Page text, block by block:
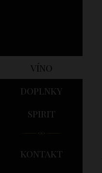
víno
doplnky
spirit
kontakt